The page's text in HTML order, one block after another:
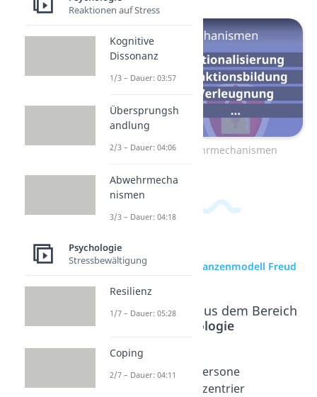
Zum Video: Abwehrmechanismen
zur Videoseite: Instanzenmodell Freud
Beliebte Inhalte aus dem Bereich
Psychologie
Milgram
Experime
Dunning-
Persone
nzentrier
Reaktionen auf Stress
Kognitive
Dissonanz
1/3 – Dauer: 03:57
Übersprungsh
andlung
2/3 – Dauer: 04:06
Abwehrmecha
nismen
3/3 – Dauer: 04:18
Psychologie
Stressbewältigung
Resilienz
1/7 – Dauer: 05:28
Coping
2/7 – Dauer: 04:11